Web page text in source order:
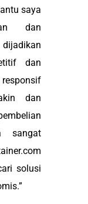
saya
dan
dan
dan
sangat
solusi